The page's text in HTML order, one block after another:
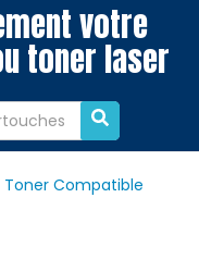
votre
toner laser
Toner Compatible